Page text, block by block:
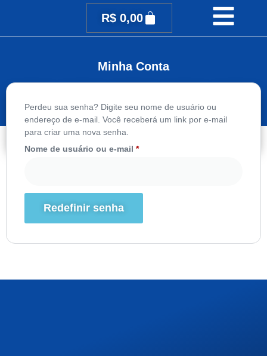
R$ 0,00
Minha Conta
Painel Pedidos Endereço
Perdeu sua senha? Digite seu nome de usuário ou
endereço de e-mail. Você receberá um link por e-mail
para criar uma nova senha.
Nome de usuário ou e-mail *
Redefinir senha